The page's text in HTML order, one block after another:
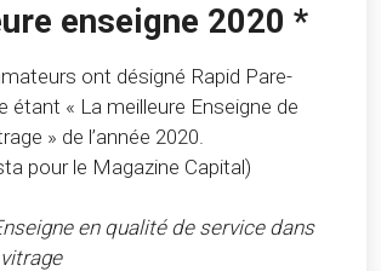
enseigne 2020 *
ont désigné Rapid Pare-
étant « La meilleure Enseigne de
» de l’année 2020.
pour le Magazine Capital)
en qualité de service dans